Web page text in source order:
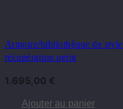
Armoire/bibliothèque de
récupération peint
1.695,00 €
Ajouter au panier